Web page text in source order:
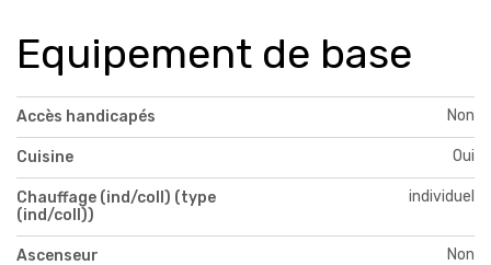
Equipement de base
Accès handicapés Non
Cuisine Oui
Chauffage (ind/coll) (type
(ind/coll))
individuel
Ascenseur Non